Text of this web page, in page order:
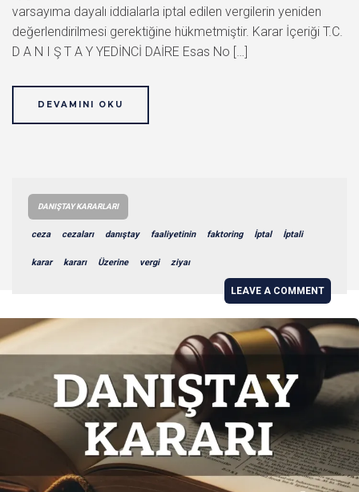
varsayıma dayalı iddialarla iptal edilen vergilerin yeniden
değerlendirilmesi gerektiğine hükmetmiştir. Karar İçeriği T.C.
D A N I Ş T A Y YEDİNCİ DAİRE Esas No […]
DEVAMINI OKU
DANIŞTAY KARARLARI
ceza cezaları danıştay faaliyetinin faktoring İptal İptali
karar kararı Üzerine vergi ziyaı
LEAVE A COMMENT